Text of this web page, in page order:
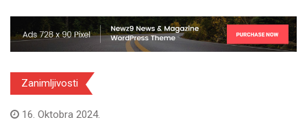
Zanimljivosti
16. Oktobra 2024.